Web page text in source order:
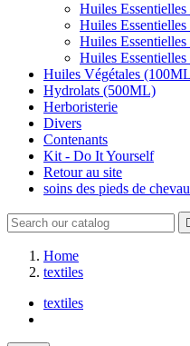
Huiles
Huiles
Huiles
Huiles
Huiles Végétales
Hydrolats (500ML)
Herboristerie
Divers
Contenants
Kit - Do It Yourself
Retour au site
soins des pieds de

Home
textiles
textiles